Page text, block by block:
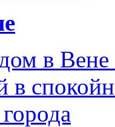
в Вене
в